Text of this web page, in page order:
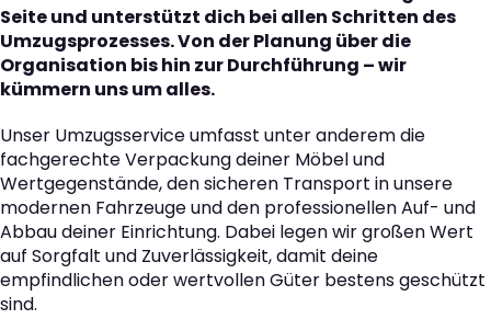
Seite und unterstützt dich bei allen Schritten des
Umzugsprozesses. Von der Planung über die
Organisation bis hin zur Durchführung – wir
kümmern uns um alles.
Unser Umzugsservice umfasst unter anderem die
fachgerechte Verpackung deiner Möbel und
Wertgegenstände, den sicheren Transport in unsere
modernen Fahrzeuge und den professionellen Auf- und
Abbau deiner Einrichtung. Dabei legen wir großen Wert
auf Sorgfalt und Zuverlässigkeit, damit deine
empfindlichen oder wertvollen Güter bestens geschützt
sind.